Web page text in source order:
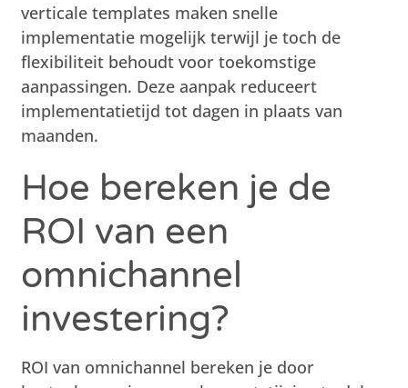
verticale templates maken snelle
implementatie mogelijk terwijl je toch de
flexibiliteit behoudt voor toekomstige
aanpassingen. Deze aanpak reduceert
implementatietijd tot dagen in plaats van
maanden.
Hoe bereken je de
ROI van een
omnichannel
investering?
ROI van omnichannel bereken je door